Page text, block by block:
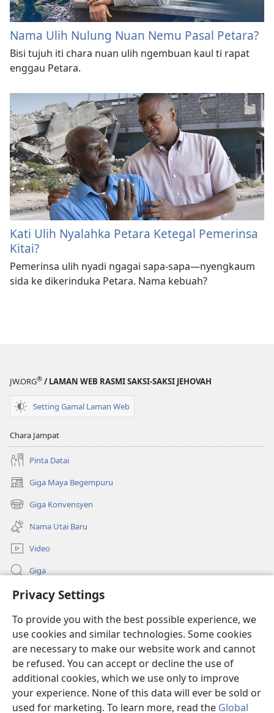
Privacy Settings
To provide you with the best possible experience, we
use cookies and similar technologies. Some cookies
are necessary to make our website work and cannot
be refused. You can accept or decline the use of
additional cookies, which we use only to improve
your experience. None of this data will ever be sold or
used for marketing. To learn more, read the Global
Nama Ulih Nulung Nuan Nemu Pasal Petara?
Bisi tujuh iti chara nuan ulih ngembuan kaul ti rapat
enggau Petara.
Kati Ulih Nyalahka Petara Ketegal Pemerinsa
Kitai?
Pemerinsa ulih nyadi ngagai sapa-sapa—nyengkaum
sida ke dikerinduka Petara. Nama kebuah?
JW.ORG® / LAMAN WEB RASMI SAKSI-SAKSI JEHOVAH
Setting Gamal Laman Web
Chara Jampat
Pinta Datai
Giga Maya Begempuru
(opens
new
window)
Giga Konvensyen
(opens
new
window)
Nama Utai Baru
Video
Giga
Penerang Global
Duit Pemeri
(opens
new
window)Watchtower LIBRARI ONLINE
(opens
new
JW Hub ®
(opens
new